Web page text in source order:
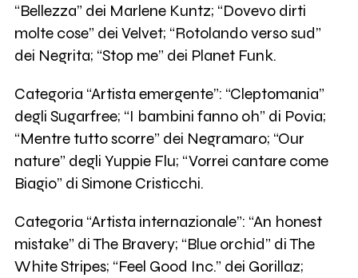
“Bellezza” dei Marlene Kuntz; “Dovevo dirti
molte cose” dei Velvet; “Rotolando verso sud”
dei Negrita; “Stop me” dei Planet Funk.
Categoria “Artista emergente”: “Cleptomania”
degli Sugarfree; “I bambini fanno oh” di Povia;
“Mentre tutto scorre” dei Negramaro; “Our
nature” degli Yuppie Flu; “Vorrei cantare come
Biagio” di Simone Cristicchi.
Categoria “Artista internazionale”: “An honest
mistake” di The Bravery; “Blue orchid” di The
White Stripes; “Feel Good Inc.” dei Gorillaz;